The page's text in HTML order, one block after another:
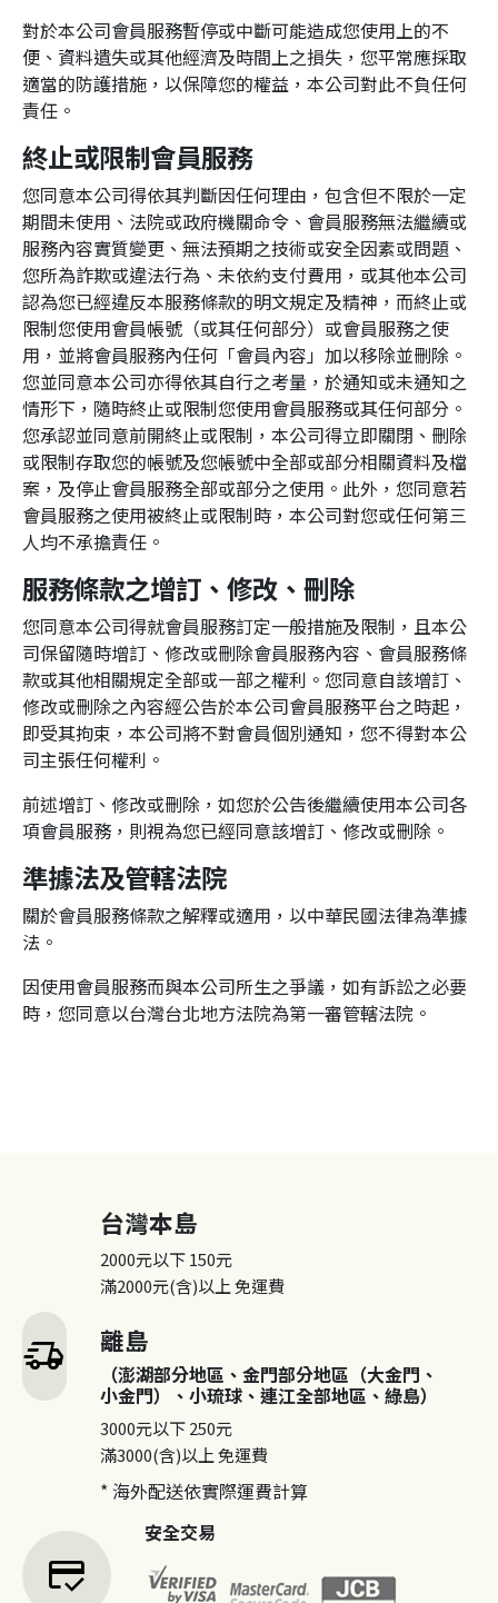
對於本公司會員服務暫停或中斷可能造成您使用上的不
便、資料遺失或其他經濟及時間上之損失，您平常應採取
適當的防護措施，以保障您的權益，本公司對此不負任何
責任。
終止或限制會員服務
您同意本公司得依其判斷因任何理由，包含但不限於一定
期間未使用、法院或政府機關命令、會員服務無法繼續或
服務內容實質變更、無法預期之技術或安全因素或問題、
您所為詐欺或違法行為、未依約支付費用，或其他本公司
認為您已經違反本服務條款的明文規定及精神，而終止或
限制您使用會員帳號（或其任何部分）或會員服務之使
用，並將會員服務內任何「會員內容」加以移除並刪除。
您並同意本公司亦得依其自行之考量，於通知或未通知之
情形下，隨時終止或限制您使用會員服務或其任何部分。
您承認並同意前開終止或限制，本公司得立即關閉、刪除
或限制存取您的帳號及您帳號中全部或部分相關資料及檔
案，及停止會員服務全部或部分之使用。此外，您同意若
會員服務之使用被終止或限制時，本公司對您或任何第三
人均不承擔責任。
服務條款之增訂、修改、刪除
您同意本公司得就會員服務訂定一般措施及限制，且本公
司保留隨時增訂、修改或刪除會員服務內容、會員服務條
款或其他相關規定全部或一部之權利。您同意自該增訂、
修改或刪除之內容經公告於本公司會員服務平台之時起，
即受其拘束，本公司將不對會員個別通知，您不得對本公
司主張任何權利。
前述增訂、修改或刪除，如您於公告後繼續使用本公司各
項會員服務，則視為您已經同意該增訂、修改或刪除。
準據法及管轄法院
關於會員服務條款之解釋或適用，以中華民國法律為準據
法。
因使用會員服務而與本公司所生之爭議，如有訴訟之必要
時，您同意以台灣台北地方法院為第一審管轄法院。
delivery_truck_speed
台灣本島
2000元以下150元
滿2000元(含)以上免運費
離島
（澎湖部分地區、金門部分地區（大金門、
小金門）、小琉球、連江全部地區、綠島）
3000元以下250元
滿3000(含)以上免運費
* 海外配送依實際運費計算
credit_score
安全交易